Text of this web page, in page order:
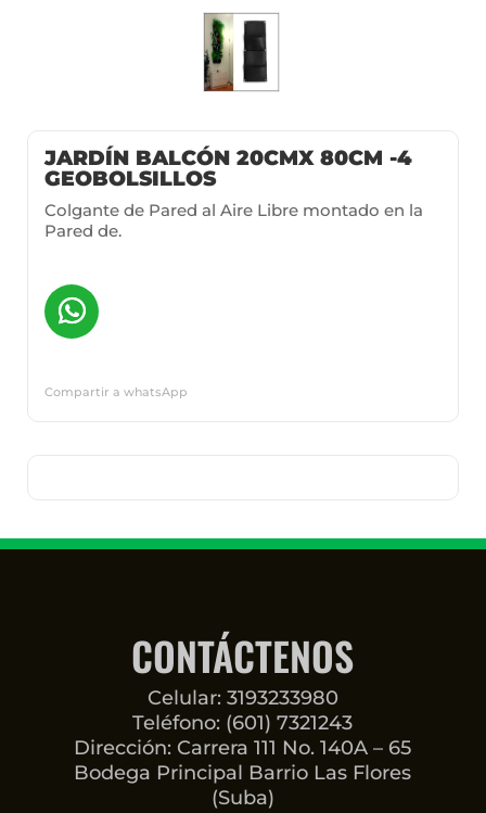
JARDÍN BALCÓN 20CMX 80CM -4
GEOBOLSILLOS
Colgante de Pared al Aire Libre montado en la
Pared de.
Compartir a whatsApp
CONTÁCTENOS
Celular: 3193233980
Teléfono: (601) 7321243
Dirección: Carrera 111 No. 140A – 65
Bodega Principal Barrio Las Flores
(Suba)